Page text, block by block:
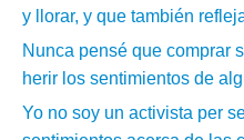
y llorar, y que también
Nunca pensé que comprar
herir los sentimientos de
Yo no soy un activista per